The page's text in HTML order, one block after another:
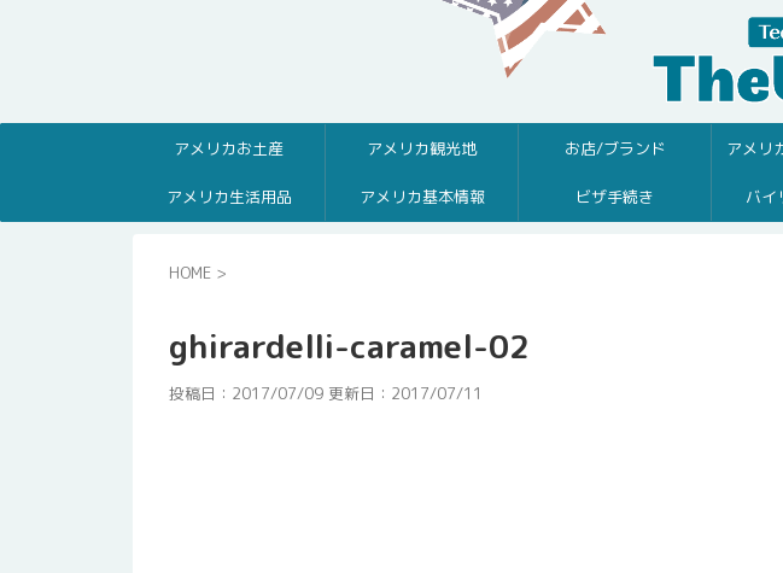
アメリカお土産 アメリカ観光地 お店/ブランド アメリ
アメリカ生活用品 アメリカ基本情報 ビザ手続き バイ
HOME >
ghirardelli-caramel-02
投稿日：2017/07/09 更新日： 2017/07/11